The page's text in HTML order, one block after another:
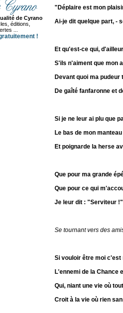
de Cyrano
éditions,
...
!
"Déplaire est mon
Ai-je dit quelque part, -
Et qu'est-ce qui,
S'ils n'aiment que mon
Devant quoi ma
De gaîté fanfaronne et
Si je ne leur ai plu que
Le bas de mon
Et poignarde la herse
Que pour ma grande
Que pour ce qui
Je leur dit : "Serviteur
Se tournant vers des
Si vouloir être moi
L'ennemi de la Chance
Qui, niant une vie où
Croit à la vie où rien